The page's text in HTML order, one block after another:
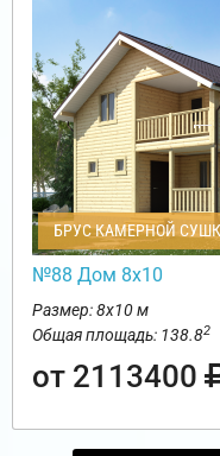
БРУС КАМЕРНОЙ
№88 Дом 8х10
Размер: 8х10 м
Общая площадь: 138.82
от 2113400